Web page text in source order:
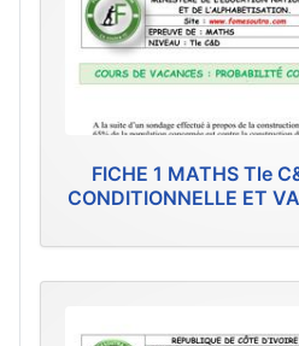
FICHE 1 MATHS Tle
CONDITIONNELLE ET